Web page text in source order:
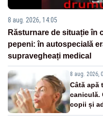
8 aug. 2026, 14:05
Răsturnare de situație în
pepeni: în autospecială
supravegheați medical
8 aug. 2026,
Câtă apă
caniculă.
copii și